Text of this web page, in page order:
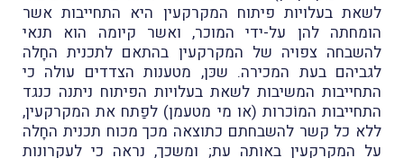
לשאת בעלויות פיתוח המקרקעין היא התחייבות אשר
הומחתה להן על-ידי המוכר, ואשר קיומה הוא תנאי
להשבחה צפויה של המקרקעין בהתאם לתכנית החָלה
לגביהם בעת המכירה. שכּן, מטענות הצדדים עולה כי
התחייבות המשיבות לשאת בעלויות הפיתוח ניתנה כנגד
התחייבות המוֹכרות (או מי מטעמן) לפַתח את המקרקעין,
ללא כל קשר להשבחתם כתוצאה מכך מכוח תכנית החָלה
על המקרקעין באותה עת; ומשכך, נראה כי לעקרונות